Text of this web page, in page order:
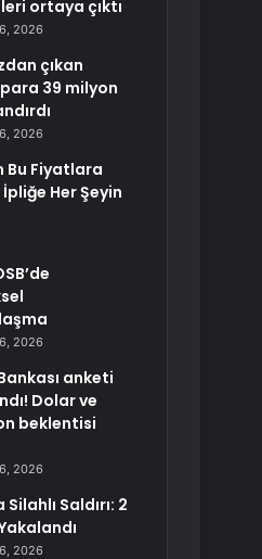
ortaya çıktı
2026
çıkan
39 milyon
2026
Bu Fiyatlara
Her Şeyin
2026
anketi
Dolar ve
beklentisi
2026
Silahlı Saldırı: 2
2026